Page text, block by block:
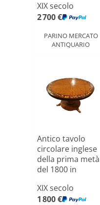
XIX secolo
2 700 €
PARINO MERCATO
ANTIQUARIO
Antico tavolo
circolare inglese
della prima metà
del 1800 in
XIX secolo
1 800 €